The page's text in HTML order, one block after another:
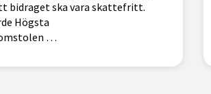
bidraget ska vara skattefritt.
Högsta
…